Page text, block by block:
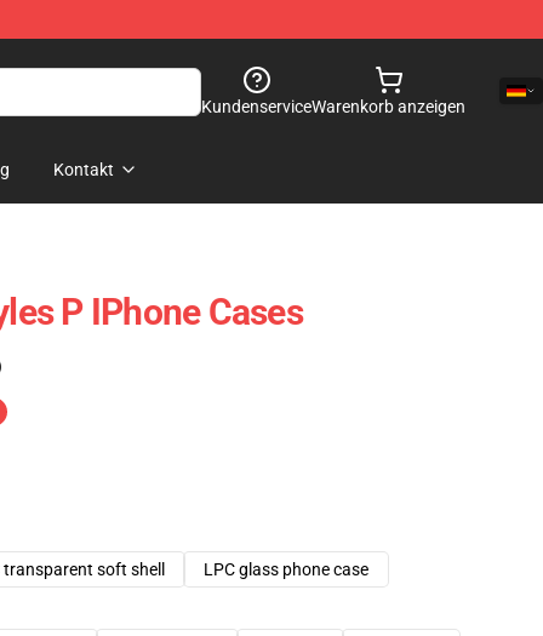
KundenserviceWarenkorb anzeigen
Kontakt
P IPhone Cases
transparent soft shell
LPC glass phone case